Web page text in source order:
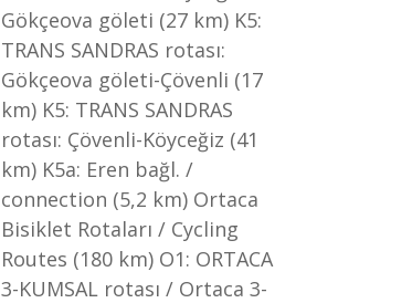
Gökçeova göleti (27 km) K5:
TRANS SANDRAS rotası:
Gökçeova göleti-Çövenli (17
km) K5: TRANS SANDRAS
rotası: Çövenli-Köyceğiz (41
km) K5a: Eren bağl. /
connection (5,2 km) Ortaca
Bisiklet Rotaları / Cycling
Routes (180 km) O1: ORTACA
3-KUMSAL rotası / Ortaca 3-